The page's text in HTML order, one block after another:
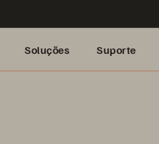
Soluções Suporte